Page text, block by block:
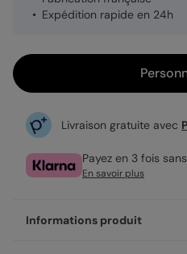
Expédition rapide en 24h
Livraison gratuite avec
Payez en 3 fois
En savoir plus
Informations produit